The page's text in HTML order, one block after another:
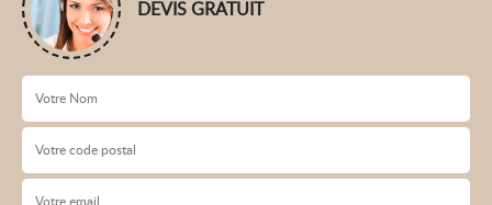
DEVIS GRATUIT